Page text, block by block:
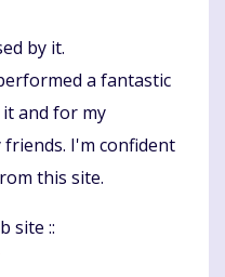
by it.
a fantastic
and for my
I'm confident
this site.
site ::